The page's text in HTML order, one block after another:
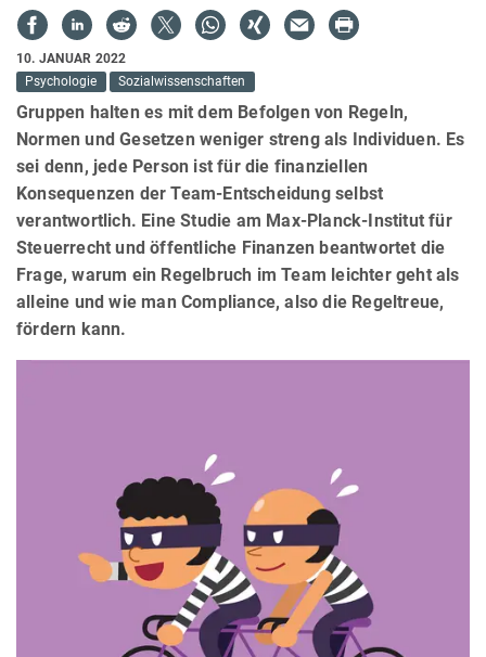
10. JANUAR 2022
Psychologie
Sozialwissenschaften
Gruppen halten es mit dem Befolgen von Regeln,
Normen und Gesetzen weniger streng als Individuen. Es
sei denn, jede Person ist für die finanziellen
Konsequenzen der Team-Entscheidung selbst
verantwortlich. Eine Studie am Max-Planck-Institut für
Steuerrecht und öffentliche Finanzen beantwortet die
Frage, warum ein Regelbruch im Team leichter geht als
alleine und wie man Compliance, also die Regeltreue,
fördern kann.